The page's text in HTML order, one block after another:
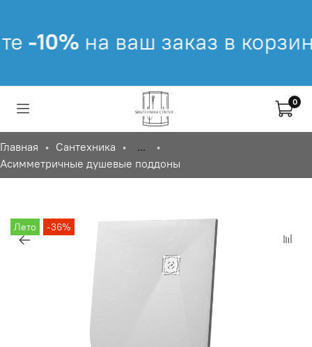
-10%на ваш заказ в
0
Главная Сантехника
...
Асимметричные душевые поддоны
Лето -36%